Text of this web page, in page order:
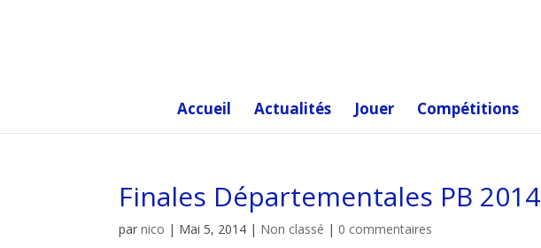
Accueil Actualités Jouer Compétitions
Finales Départementales PB 2014
parnico | Mai 5, 2014 | Non classé | 0 commentaires